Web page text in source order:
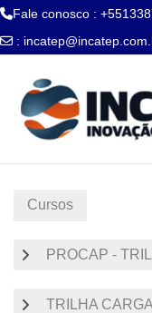
Fale conosco :
:
Cursos
PROCAP -
TRILHA